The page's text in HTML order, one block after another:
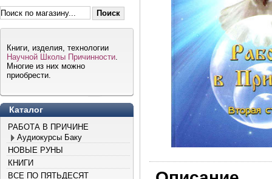
Книги, изделия, технологии
Научной Школы Причинности
Многие из них можно
приобрести.
Каталог
РАБОТА В ПРИЧИНЕ
Аудиокурсы Баку
НОВЫЕ РУНЫ
КНИГИ
ВСЕ ПО ПЯТЬДЕСЯТ